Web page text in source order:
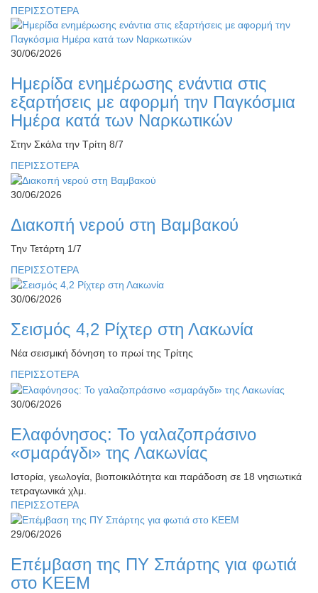
ΠΕΡΙΣΣΟΤΕΡΑ
30/06/2026
Ημερίδα ενημέρωσης ενάντια στις
εξαρτήσεις με αφορμή την Παγκόσμια
Ημέρα κατά των Ναρκωτικών
Στην Σκάλα την Τρίτη 8/7
ΠΕΡΙΣΣΟΤΕΡΑ
30/06/2026
Διακοπή νερού στη Βαμβακού
Την Τετάρτη 1/7
ΠΕΡΙΣΣΟΤΕΡΑ
30/06/2026
Σεισμός 4,2 Ρίχτερ στη Λακωνία
Νέα σεισμική δόνηση το πρωί της Τρίτης
ΠΕΡΙΣΣΟΤΕΡΑ
30/06/2026
Ελαφόνησος: Το γαλαζοπράσινο
«σμαράγδι» της Λακωνίας
Ιστορία, γεωλογία, βιοποικιλότητα και παράδοση σε 18 νησιωτικά
τετραγωνικά χλμ.
ΠΕΡΙΣΣΟΤΕΡΑ
29/06/2026
Επέμβαση της ΠΥ Σπάρτης για φωτιά
στο ΚΕΕΜ